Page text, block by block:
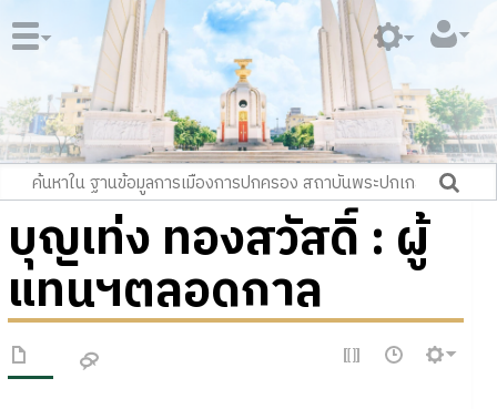
บุญเท่ง ทองสวัสดิ์ : ผู้
แทนฯตลอดกาล